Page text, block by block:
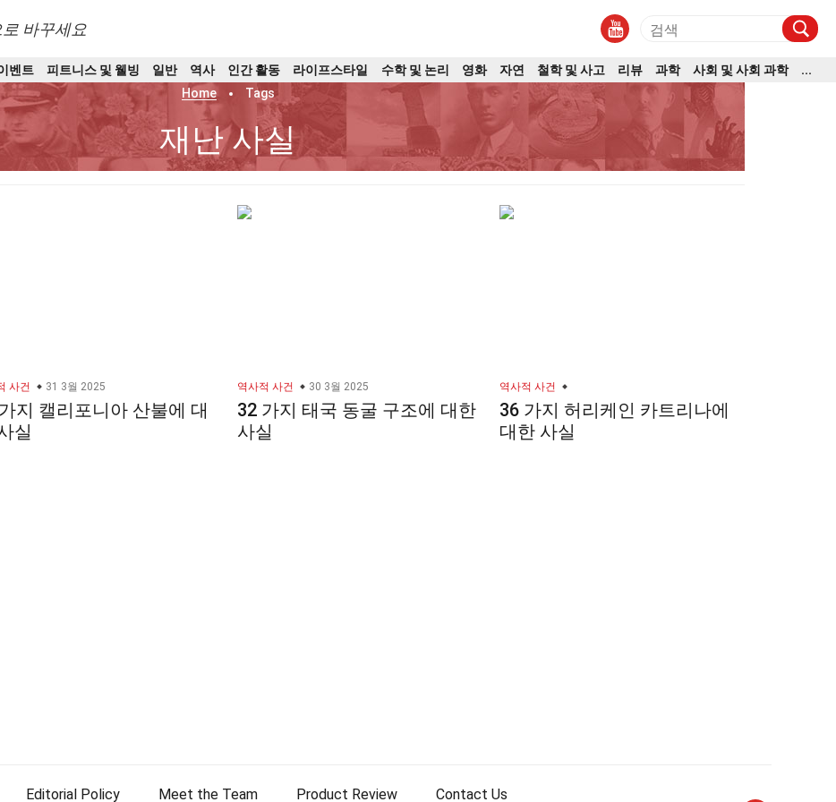
바꾸세요
벤트 피트니스 및 웰빙 일반 역사 인간 활동 라이프스타일 수학 및 논리 영화 자연 철학 및 사고 리뷰 과학 사회 및 사회 과학
...
Home
Tags
재난 사실
사건 31 3월 2025
지 캘리포니아 산불에 대
실
역사적 사건 30 3월 2025
32 가지 태국 동굴 구조에 대한
사실
역사적 사건
36 가지 허리케인 카트리나에
대한 사실
Editorial Policy Meet the Team Product Review Contact Us